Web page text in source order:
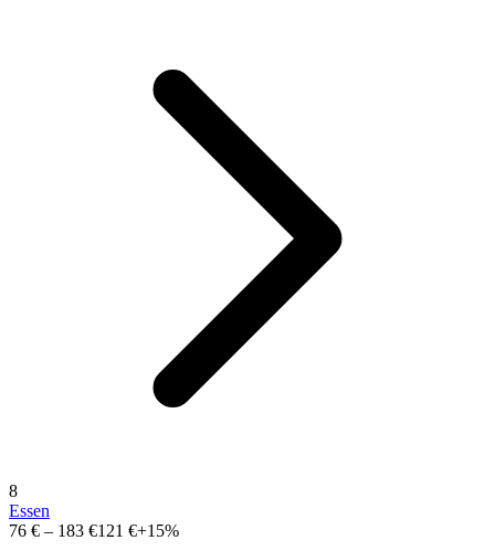
8
Essen
76 € – 183 €121 €+15%